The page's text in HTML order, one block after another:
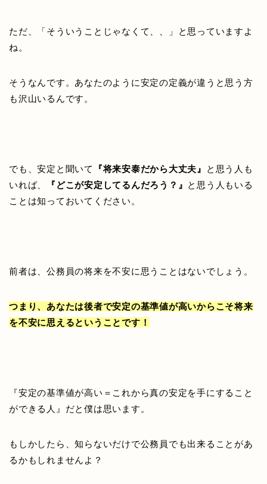
ただ、「そういうことじゃなくて、、」と思っていますよ
ね。
そうなんです。あなたのように安定の定義が違うと思う方
も沢山いるんです。
でも、安定と聞いて 『将来安泰だから大丈夫』
と思う人も
いれば、
『どこが安定してるんだろう？』 と思う人もいる
ことは知っておいてください。
前者は、公務員の将来を不安に思うことはないでしょう。
つまり、あなたは後者で安定の基準値が高いからこそ将来
を不安に思えるということです！
『安定の基準値が高い＝これから真の安定を手にすること
ができる人』だと僕は思います。
もしかしたら、知らないだけで公務員でも出来ることがあ
るかもしれませんよ？